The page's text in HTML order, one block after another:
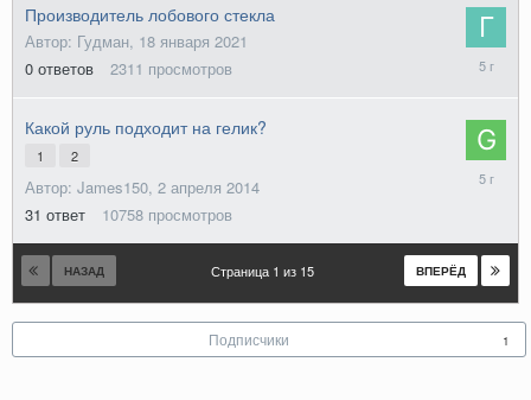
Производитель лобового стекла
Автор: Гудман, 18 января 2021
0 ответов 2311 просмотров
18
января
2021
Какой руль подходит на гелик?
1 2
Автор: James150, 2 апреля 2014
31 ответ 10758 просмотров
14
января
НАЗАД ВПЕРЁД
Страница 1 из 15
Подписчики 1